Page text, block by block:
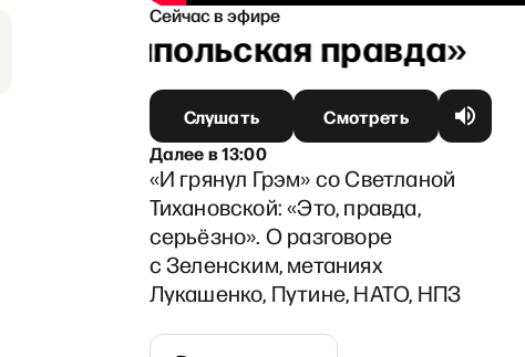
Сейчас в эфире
«Ганапольская правда»
Слушать
Смотреть
Далеев13:00
«И грянул Грэм» со Светланой
Тихановской: «Это, правда,
серьёзно». О разговоре
с Зеленским, метаниях
Лукашенко, Путине, НАТО, НПЗ